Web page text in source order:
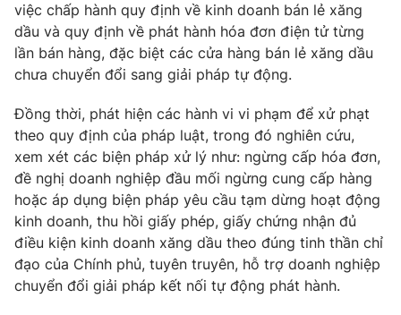
Liên hệ tòa soạn English
THỜI BÁO VTV
Theo dõi báo trên
Cơ quan chủ quản:Đài Truyền hình Việt Nam
việc chấp hành quy định về kinh doanh bán lẻ xăng
dầu và quy định về phát hành hóa đơn điện tử từng
lần bán hàng, đặc biệt các cửa hàng bán lẻ xăng dầu
chưa chuyển đổi sang giải pháp tự động.
Đồng thời, phát hiện các hành vi vi phạm để xử phạt
theo quy định của pháp luật, trong đó nghiên cứu,
xem xét các biện pháp xử lý như: ngừng cấp hóa đơn,
đề nghị doanh nghiệp đầu mối ngừng cung cấp hàng
hoặc áp dụng biện pháp yêu cầu tạm dừng hoạt động
kinh doanh, thu hồi giấy phép, giấy chứng nhận đủ
điều kiện kinh doanh xăng dầu theo đúng tinh thần chỉ
đạo của Chính phủ, tuyên truyên, hỗ trợ doanh nghiệp
chuyển đổi giải pháp kết nối tự động phát hành.